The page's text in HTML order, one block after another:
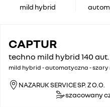
mild hybrid
CAPTUR
techno mild hybrid 140
mild hybrid - automatyczna -
NAZARUK SERVICE SP. Z O.O.
szacowany